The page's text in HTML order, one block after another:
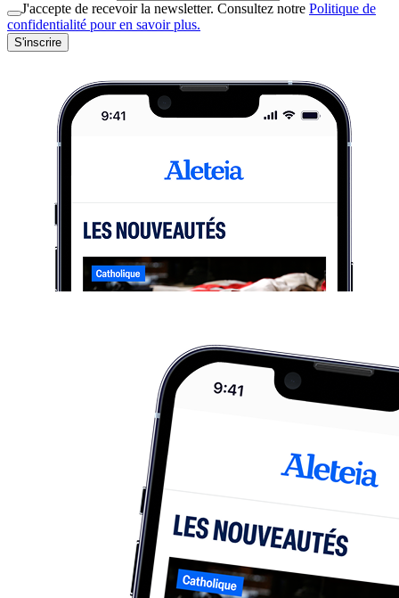
J'accepte de recevoir la newsletter. Consultez notre Politique de
confidentialité pour en savoir plus.
S'inscrire